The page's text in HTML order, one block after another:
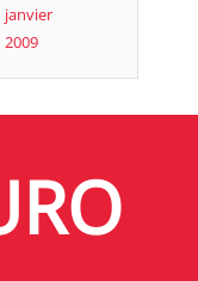
janvier
2009